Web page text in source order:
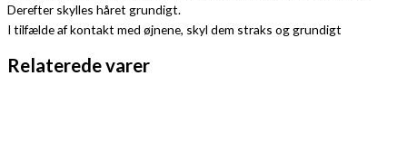
Derefter skylles håret grundigt.
I tilfælde af kontakt med øjnene, skyl dem straks og grundigt
Relaterede varer